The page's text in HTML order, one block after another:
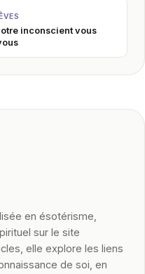
inconscient vous
en ésotérisme,
sur le site
elle explore les liens
de soi, en